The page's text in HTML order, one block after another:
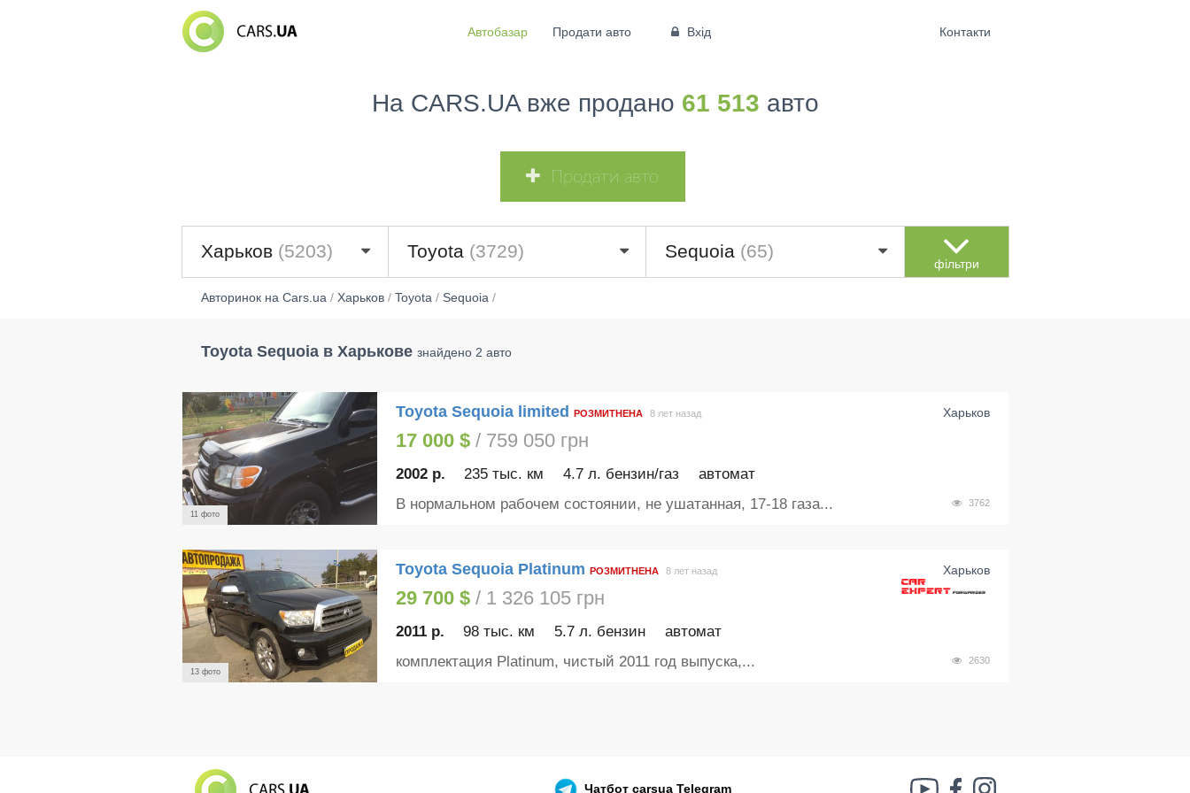
Автобазар Продати авто Вхід Контакти
На CARS.UA вже продано 61 513 авто
Продати авто
Харьков (5203) Toyota (3729) Sequoia (65)
фільтри
Авторинок на Cars.ua/ Харьков/ Toyota/ Sequoia/
Toyota Sequoia в Харькове знайдено 2 авто
11 фото
Toyota Sequoia limited РОЗМИТНЕНА Харьков
8 лет назад
17 000 $/ 759 050 грн
2002 р. 235 тыс. км 4.7 л. бензин/газ автомат
3762
В нормальном рабочем состоянии, не ушатанная, 17-18 газа...
13 фото
Toyota Sequoia Platinum РОЗМИТНЕНА Харьков
8 лет назад
29 700 $/ 1 326 105 грн
2011 р. 98 тыс. км 5.7 л. бензин автомат
2630
комплектация Platinum, чистый 2011 год выпуска,...
Чатботcarsua Telegram